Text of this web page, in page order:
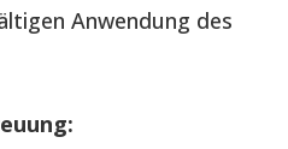
Anwendung des